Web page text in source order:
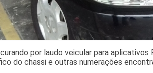
por laudo veicular para
do chassi e outras numerações